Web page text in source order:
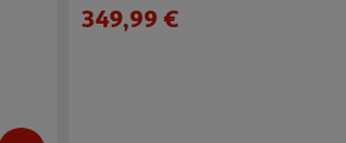
349,99 €